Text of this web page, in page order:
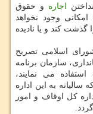
اجاره و حقوق
وجود نخواهد
كند و یا نادیده
اسلامی تصریح
سازمان برنامه
می نمایند،
سالیانه به این اداره
كل اوقاف و امور